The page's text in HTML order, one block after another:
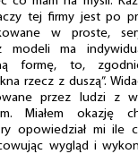
tej firmy jest po
w proste,
modeli ma
formę, to,
rzecz z duszą”.
przez ludzi z
Miałem okazję
opowiedział mi ile
wygląd i